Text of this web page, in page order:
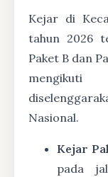
Kejar di
tahun 2026
Paket B dan
Nasional.
Kejar
pada